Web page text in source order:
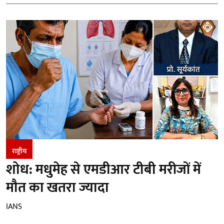
राष्ट्रीय
शोध: मधुमेह से एमडीआर टीबी मरीजों में
मौत का खतरा ज्यादा
IANS